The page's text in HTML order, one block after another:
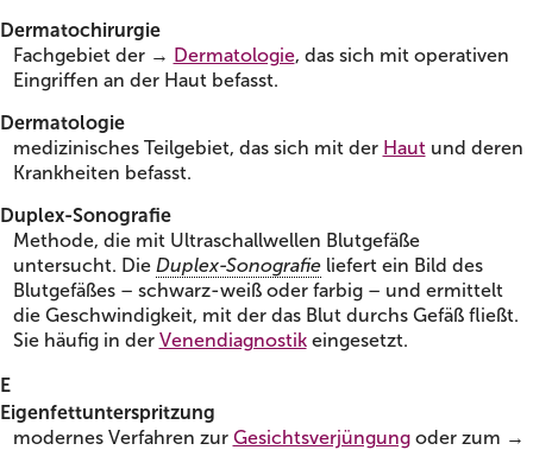
Dermatochirurgie
Fachgebiet der → Dermatologie, das sich mit operativen
Eingriffen an der Haut befasst.
Dermatologie
medizinisches Teilgebiet, das sich mit der Hautund deren
Krankheiten befasst.
Duplex-Sonografie
Methode, die mit Ultraschallwellen Blutgefäße
untersucht. Die Duplex-Sonografieliefert ein Bild des
Blutgefäßes – schwarz-weiß oder farbig – und ermittelt
die Geschwindigkeit, mit der das Blut durchs Gefäß fließt.
Sie häufig in der Venendiagnostikeingesetzt.
E
Eigenfettunterspritzung
modernes Verfahren zur Gesichtsverjüngungoder zum →